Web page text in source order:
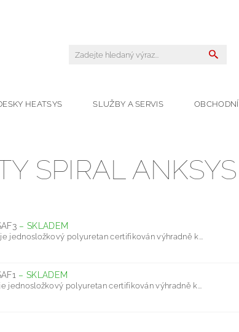
HEATSYS SLUŽBY A SERVIS
SPIRAL
– SKLADEM
jednosložkový polyuretan certifikován výhradně k...
– SKLADEM
jednosložkový polyuretan certifikován výhradně k...